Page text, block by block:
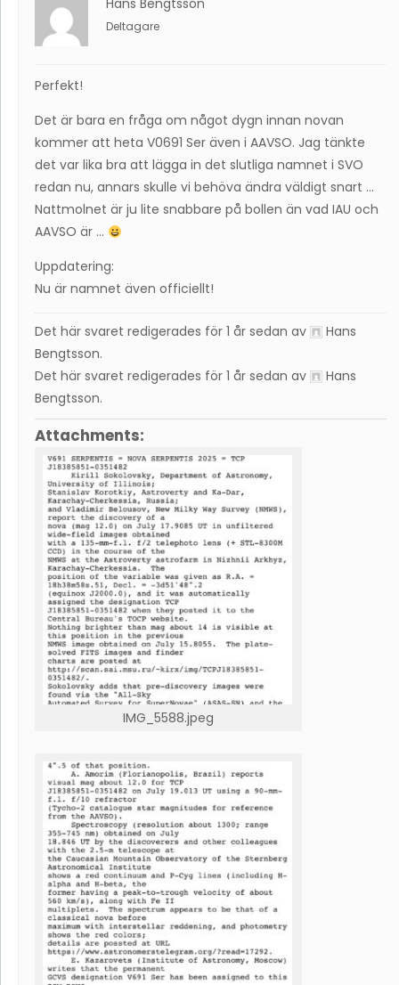
Deltagare
Perfekt!
Det är bara en fråga om något dygn innan novan
kommer att heta V0691 Ser även i AAVSO. Jag tänkte
det var lika bra att lägga in det slutliga namnet i SVO
redan nu, annars skulle vi behöva ändra väldigt snart …
Nattmolnet är ju lite snabbare på bollen än vad IAU och
AAVSO är …
Uppdatering:
Nu är namnet även officiellt!
Det här svaret redigerades för 1 år sedan av
Hans
Bengtsson.
Det här svaret redigerades för 1 år sedan av
Hans
Bengtsson.
Attachments:
IMG_5588.jpeg